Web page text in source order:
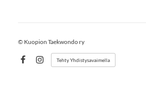
© Kuopion Taekwondo ry
Instagram
Tehty Yhdistysavaimella